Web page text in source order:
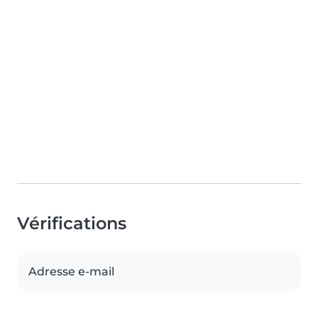
Vérifications
Adresse e-mail